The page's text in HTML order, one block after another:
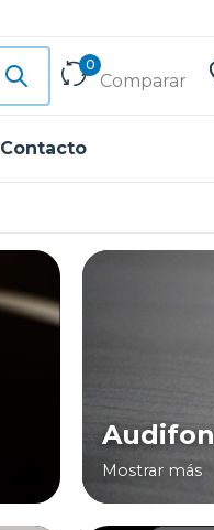
0
Comparar
Contacto
Mostrar más